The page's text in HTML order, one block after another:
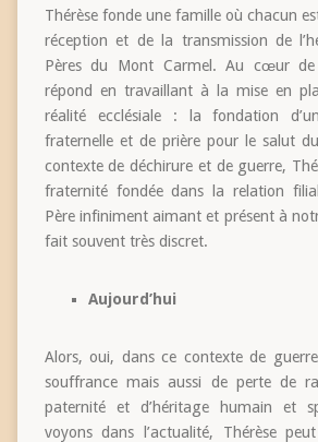
Thérèse fonde une famille où chacun
réception et de la transmission de
Pères du Mont Carmel. Au cœur de
répond en travaillant à la mise en
réalité ecclésiale : la fondation
fraternelle et de prière pour le salut
contexte de déchirure et de guerre,
fraternité fondée dans la relation
Père infiniment aimant et présent à
fait souvent très discret.
Aujourd’hui
Alors, oui, dans ce contexte de
souffrance mais aussi de perte de
paternité et d’héritage humain et
voyons dans l’actualité, Thérèse